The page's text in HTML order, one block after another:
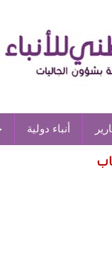
أنباء دولية